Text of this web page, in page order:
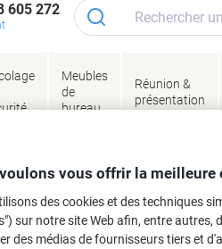
605 272
Meubles
de
bureau
Réunion &
présentation
Bois Brun 100
: PAPSTAR Viking N°.
vous offrir la meilleure
des cookies et des techniques
sur notre site Web afin, entre autres,
des médias de fournisseurs tiers et